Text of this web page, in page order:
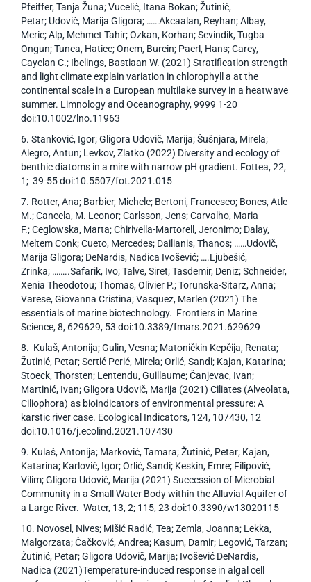
Pfeiffer, Tanja Žuna; Vucelić, Itana Bokan; Žutinić,
Petar; Udovič, Marija Gligora; ……Akcaalan, Reyhan; Albay,
Meric; Alp, Mehmet Tahir; Ozkan, Korhan; Sevindik, Tugba
Ongun; Tunca, Hatice; Onem, Burcin; Paerl, Hans; Carey,
Cayelan C.; Ibelings, Bastiaan W. (2021) Stratification strength
and light climate explain variation in chlorophyll a at the
continental scale in a European multilake survey in a heatwave
summer. Limnology and Oceanography, 9999 1-20
doi:10.1002/lno.11963
6. Stanković, Igor; Gligora Udovič, Marija; Šušnjara, Mirela;
Alegro, Antun; Levkov, Zlatko (2022) Diversity and ecology of
benthic diatoms in a mire with narrow pH gradient. Fottea, 22,
1; 39-55 doi:10.5507/fot.2021.015
7. Rotter, Ana; Barbier, Michele; Bertoni, Francesco; Bones, Atle
M.; Cancela, M. Leonor; Carlsson, Jens; Carvalho, Maria
F.; Ceglowska, Marta; Chirivella-Martorell, Jeronimo; Dalay,
Meltem Conk; Cueto, Mercedes; Dailianis, Thanos; ……Udovič,
Marija Gligora; DeNardis, Nadica Ivošević; ….Ljubešić,
Zrinka; ……..Safarik, Ivo; Talve, Siret; Tasdemir, Deniz; Schneider,
Xenia Theodotou; Thomas, Olivier P.; Torunska-Sitarz, Anna;
Varese, Giovanna Cristina; Vasquez, Marlen (2021) The
essentials of marine biotechnology. Frontiers in Marine
Science, 8, 629629, 53 doi:10.3389/fmars.2021.629629
8. Kulaš, Antonija; Gulin, Vesna; Matoničkin Kepčija, Renata;
Žutinić, Petar; Sertić Perić, Mirela; Orlić, Sandi; Kajan, Katarina;
Stoeck, Thorsten; Lentendu, Guillaume; Čanjevac, Ivan;
Martinić, Ivan; Gligora Udovič, Marija (2021) Ciliates (Alveolata,
Ciliophora) as bioindicators of environmental pressure: A
karstic river case. Ecological Indicators, 124, 107430, 12
doi:10.1016/j.ecolind.2021.107430
9. Kulaš, Antonija; Marković, Tamara; Žutinić, Petar; Kajan,
Katarina; Karlović, Igor; Orlić, Sandi; Keskin, Emre; Filipović,
Vilim; Gligora Udovič, Marija (2021) Succession of Microbial
Community in a Small Water Body within the Alluvial Aquifer of
a Large River. Water, 13, 2; 115, 23 doi:10.3390/w13020115
10. Novosel, Nives; Mišić Radić, Tea; Zemla, Joanna; Lekka,
Malgorzata; Čačković, Andrea; Kasum, Damir; Legović, Tarzan;
Žutinić, Petar; Gligora Udovič, Marija; Ivošević DeNardis,
Nadica (2021)Temperature-induced response in algal cell